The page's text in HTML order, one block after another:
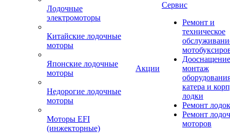
Лодочные
электромоторы
Китайские лодочные
моторы
Японские лодочные
моторы
Недорогие лодочные
моторы
Моторы EFI
(инжекторные)
Акции
Сервис
Ремонт и
техническое
монтаж
катера и
лодки
Ремонт
Ремонт
моторов